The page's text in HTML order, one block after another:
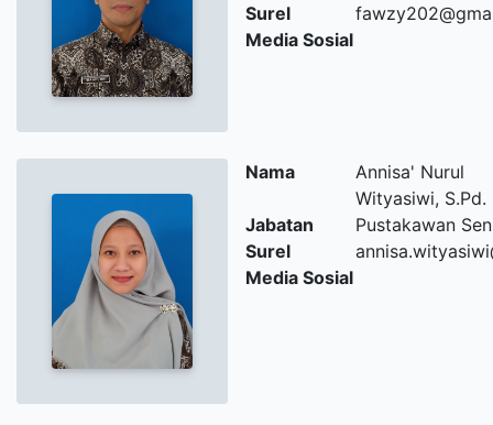
Surel
Media Sosial
Nama
Annisa' Nurul
Wityasiwi, S.Pd.
Jabatan
Pustakawan
Surel
Media Sosial